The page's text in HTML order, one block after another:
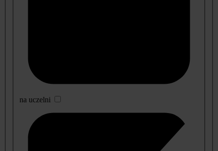
na uczelni